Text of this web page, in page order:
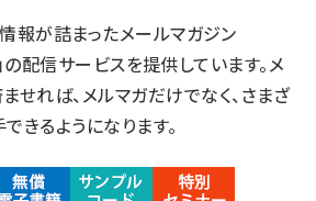
報が詰まったメールマガジン
配信サービスを提供しています。メ
せれば、メルマガだけでなく、さまざ
きるようになります。